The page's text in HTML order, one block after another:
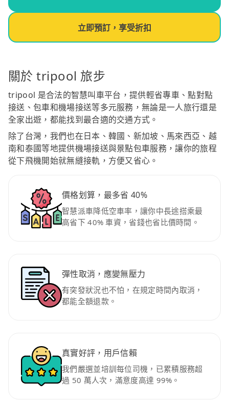
立即預訂，享受折扣
關於 tripool 旅步
tripool 是合法的智慧叫車平台，提供輕省專車、點對點
接送、包車和機場接送等多元服務，無論是一人旅行還是
全家出遊，都能找到最合適的交通方式。
除了台灣，我們也在日本、韓國、新加坡、馬來西亞、越
南和泰國等地提供機場接送與景點包車服務，讓你的旅程
從下飛機開始就無縫接軌，方便又省心。
價格划算，最多省 40%
智慧派車降低空車率，讓你中長途搭乘最
高省下 40% 車資，省錢也省比價時間。
彈性取消，應變無壓力
有突發狀況也不怕，在規定時間內取消，
都能全額退款。
真實好評，用戶信賴
我們嚴選並培訓每位司機，已累積服務超
過 50 萬人次，滿意度高達 99%。